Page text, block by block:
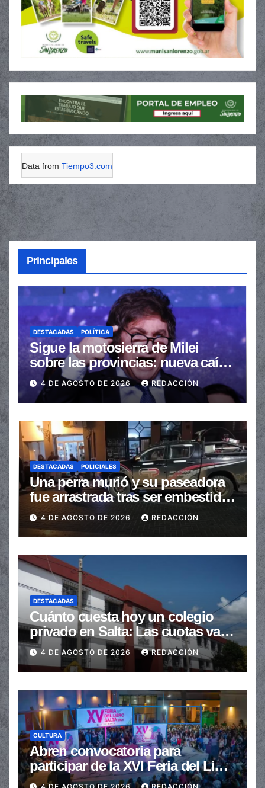
Data from Tiempo3.com
Principales
DESTACADAS POLÍTICA
Sigue la motosierra de Milei
sobre las provincias: nueva caída
de las transferencias no
automáticas
4 DE AGOSTO DE 2026 REDACCIÓN
DESTACADAS POLICIALES
Una perra murió y su paseadora
fue arrastrada tras ser embestidas
en la senda peatonal
4 DE AGOSTO DE 2026 REDACCIÓN
DESTACADAS
Cuánto cuesta hoy un colegio
privado en Salta: Las cuotas van
de $110.000 a más de $600.000
4 DE AGOSTO DE 2026 REDACCIÓN
CULTURA
Abren convocatoria para
participar de la XVI Feria del Libro
de Salta